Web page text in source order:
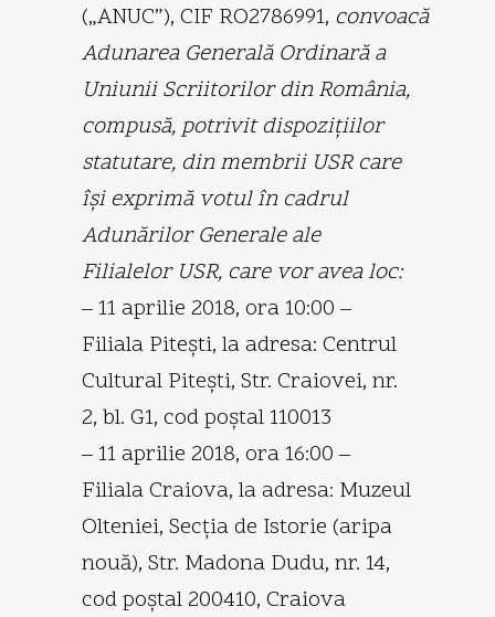
(„ANUC”), CIF RO2786991, convoacă
Adunarea Generală Ordinară a
Uniunii Scriitorilor din România,
compusă, potrivit dispoziţiilor
statutare, din membrii USR care
îşi exprimă votul în cadrul
Adunărilor Generale ale
Filialelor USR, care vor avea loc:
– 11 aprilie 2018, ora 10:00 –
Filiala Piteşti, la adresa: Centrul
Cultural Piteşti, Str. Craiovei, nr.
2, bl. G1, cod poştal 110013
– 11 aprilie 2018, ora 16:00 –
Filiala Craiova, la adresa: Muzeul
Olteniei, Secţia de Istorie (aripa
nouă), Str. Madona Dudu, nr. 14,
cod poştal 200410, Craiova